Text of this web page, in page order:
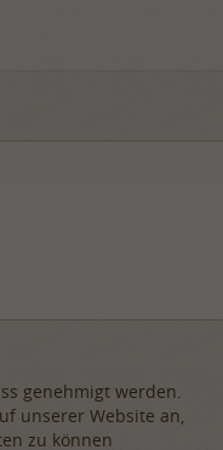
genehmigt werden.
unserer Website an,
zu können